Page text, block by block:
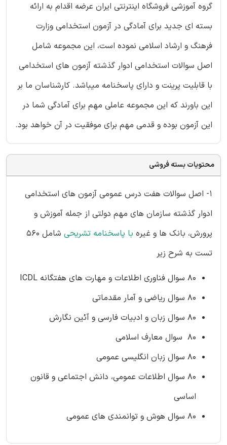
گروه آموزشی فروشگاه اینترنتی ایران عرضه اقدام به ارائه
بسته ای جدید برای آمادگی در آزمون استخدامی وزارت
فرهنگ و ارشاد اسلامی نموده است، این مجموعه شامل
اصل سوالات استخدامی ادوار گذشته آزمون های استخدامی
با قابلیت پرینت و دارای پاسخنامه میباشد. کارشناسان ما بر
این باورند که این مجموعه عاملی مهم برای آمادگی شما در
این آزمون بوده و قدمی مهم برای موفقیت در آن خواهد بود.
محتویات بسته فروشی
1- اصل سوالات هفت درس عمومی آزمون های استخدامی
ادوار گذشته سازمان های مهم دولتی از جمله آموزش و
پرورش، بانک ها و غیره با پاسخنامه تشریحی
شامل 560
تست به شرح زیر
80 سوال فناوری اطلاعات و مهارت های هفتگانه ICDL
80 سوال ریاضی و آمار مقدماتی
80 سوال زبان و ادبیات فارسی و آئین نگارش
80 سوال معارف اسلامی
80 سوال زبان انگلیسی عمومی
80 سوال اطلاعات عمومی، دانش اجتماعی و قانون
اساسی
80 سوال هوش و توانمندی های عمومی